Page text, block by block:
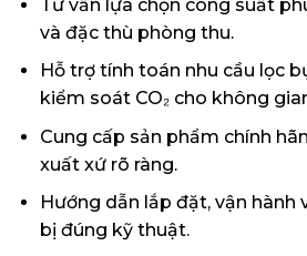
Tư vấn lựa chọn công suất
và đặc thù phòng thu.
Hỗ trợ tính toán nhu cầu lọc
kiểm soát CO₂ cho không
Cung cấp sản phẩm chính
xuất xứ rõ ràng.
Hướng dẫn lắp đặt, vận
bị đúng kỹ thuật.